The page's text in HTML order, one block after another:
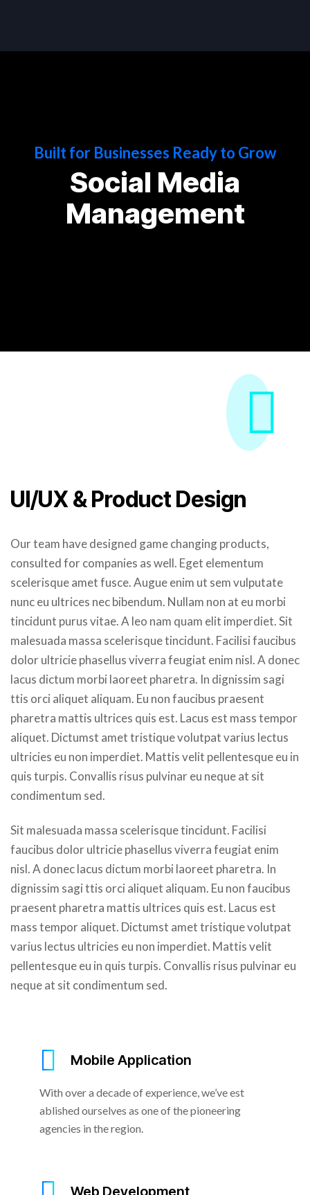
Built for Businesses Ready to Grow
Social Media
Management
UI/UX & Product Design
Our team have designed game changing products,
consulted for companies as well. Eget elementum
scelerisque amet fusce. Augue enim ut sem vulputate
nunc eu ultrices nec bibendum. Nullam non at eu morbi
tincidunt purus vitae. A leo nam quam elit imperdiet. Sit
malesuada massa scelerisque tincidunt. Facilisi faucibus
dolor ultricie phasellus viverra feugiat enim nisl. A donec
lacus dictum morbi laoreet pharetra. In dignissim sagi
ttis orci aliquet aliquam. Eu non faucibus praesent
pharetra mattis ultrices quis est. Lacus est mass tempor
aliquet. Dictumst amet tristique volutpat varius lectus
ultricies eu non imperdiet. Mattis velit pellentesque eu in
quis turpis. Convallis risus pulvinar eu neque at sit
condimentum sed.
Sit malesuada massa scelerisque tincidunt. Facilisi
faucibus dolor ultricie phasellus viverra feugiat enim
nisl. A donec lacus dictum morbi laoreet pharetra. In
dignissim sagi ttis orci aliquet aliquam. Eu non faucibus
praesent pharetra mattis ultrices quis est. Lacus est
mass tempor aliquet. Dictumst amet tristique volutpat
varius lectus ultricies eu non imperdiet. Mattis velit
pellentesque eu in quis turpis. Convallis risus pulvinar eu
neque at sit condimentum sed.
Mobile Application
With over a decade of experience, we’ve est
ablished ourselves as one of the pioneering
agencies in the region.
Web Development